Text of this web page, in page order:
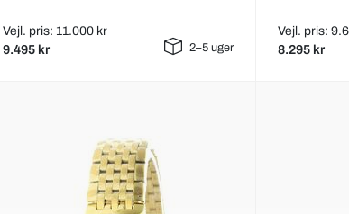
Vejl. pris: 11.000 kr
9.495 kr 2–5 uger
Vejl. pris:
8.295 kr